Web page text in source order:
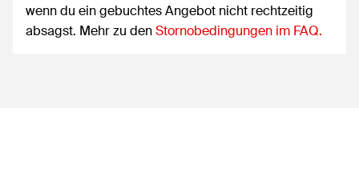
wenn du ein gebuchtes Angebot nicht rechtzeitig
absagst. Mehr zu denStornobedingungen im FAQ.